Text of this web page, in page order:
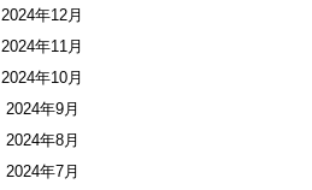
2024年12月
2024年11月
2024年10月
2024年9月
2024年8月
2024年7月